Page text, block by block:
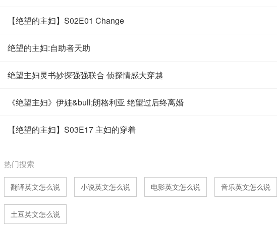
【绝望的主妇】S02E01 Change
绝望的主妇:自助者天助
绝望主妇灵书妙探强强联合 侦探情感大穿越
《绝望主妇》伊娃&bull;朗格利亚 绝望过后终离婚
【绝望的主妇】S03E17 主妇的穿着
热门搜索
翻译英文怎么说 小说英文怎么说 电影英文怎么说 音乐英文怎么说
土豆英文怎么说